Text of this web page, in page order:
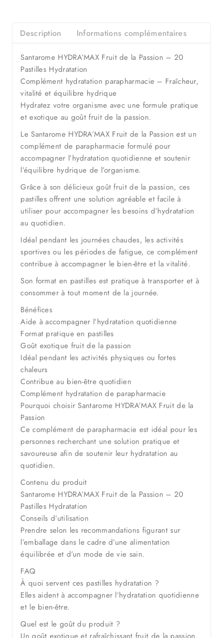
Description Informations complémentaires
Santarome HYDRA’MAX Fruit de la Passion – 20
Pastilles Hydratation
Complément hydratation parapharmacie – Fraîcheur,
vitalité et équilibre hydrique
Hydratez votre organisme avec une formule pratique
et exotique au goût fruit de la passion.
Le Santarome HYDRA’MAX Fruit de la Passion est un
complément de parapharmacie formulé pour
accompagner l’hydratation quotidienne et soutenir
l’équilibre hydrique de l’organisme.
Grâce à son délicieux goût fruit de la passion, ces
pastilles offrent une solution agréable et facile à
utiliser pour accompagner les besoins d’hydratation
au quotidien.
Idéal pendant les journées chaudes, les activités
sportives ou les périodes de fatigue, ce complément
contribue à accompagner le bien-être et la vitalité.
Son format en pastilles est pratique à transporter et à
consommer à tout moment de la journée.
Bénéfices
Aide à accompagner l’hydratation quotidienne
Format pratique en pastilles
Goût exotique fruit de la passion
Idéal pendant les activités physiques ou fortes
chaleurs
Contribue au bien-être quotidien
Complément hydratation de parapharmacie
Pourquoi choisir Santarome HYDRA’MAX Fruit de la
Passion
Ce complément de parapharmacie est idéal pour les
personnes recherchant une solution pratique et
savoureuse afin de soutenir leur hydratation au
quotidien.
Contenu du produit
Santarome HYDRA’MAX Fruit de la Passion – 20
Pastilles Hydratation
Conseils d’utilisation
Prendre selon les recommandations figurant sur
l’emballage dans le cadre d’une alimentation
équilibrée et d’un mode de vie sain.
FAQ
À quoi servent ces pastilles hydratation ?
Elles aident à accompagner l’hydratation quotidienne
et le bien-être.
Quel est le goût du produit ?